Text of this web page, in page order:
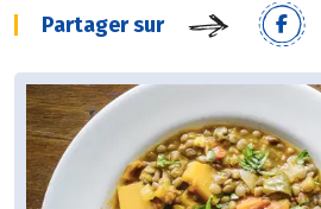
Partager sur